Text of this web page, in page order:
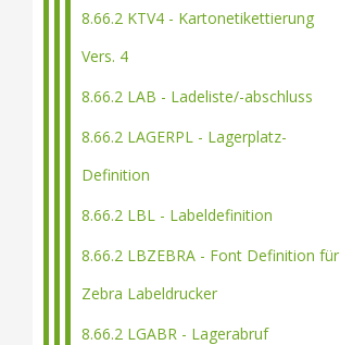
8.66.2 KTV4 - Kartonetikettierung
Vers. 4
8.66.2 LAB - Ladeliste/-abschluss
8.66.2 LAGERPL - Lagerplatz-
Definition
8.66.2 LBL - Labeldefinition
8.66.2 LBZEBRA - Font Definition für
Zebra Labeldrucker
8.66.2 LGABR - Lagerabruf